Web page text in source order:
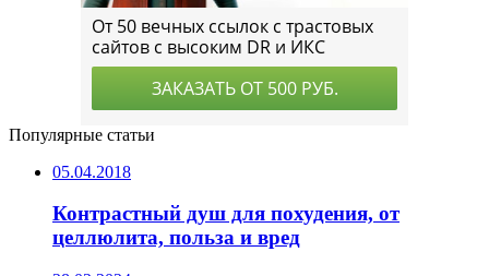
Популярные статьи
05.04.2018
Контрастный душ для похудения, от
целлюлита, польза и вред